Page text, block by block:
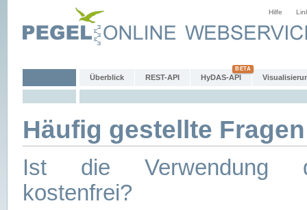
Hilfe
Überblick REST-API HyDAS-API
Häufig gestellte
Ist die Verwendung
kostenfrei?